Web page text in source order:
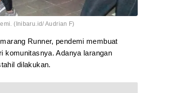
(Inibaru.id/ Audrian F)
Runner, pendemi membuat
komunitasnya. Adanya larangan
dilakukan.